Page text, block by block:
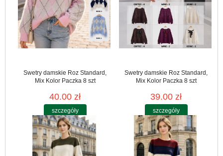
Swetry damskie Roz Standard,
Mix Kolor Paczka 8 szt
40.00 zł
szczegóły
Swetry damskie Roz Standard,
Mix Kolor Paczka 8 szt
39.00 zł
szczegóły